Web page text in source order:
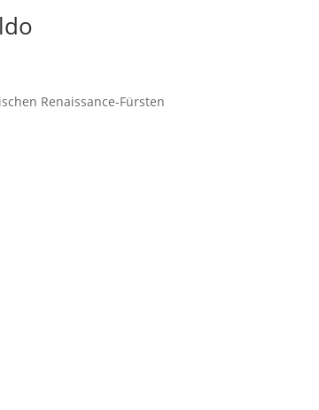
Renaissance-Fürsten